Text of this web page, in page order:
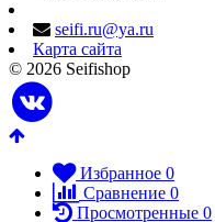
seifi.ru@ya.ru
Карта сайта
© 2026 Seifishop
Избранное 0
Сравнение 0
Просмотренные 0